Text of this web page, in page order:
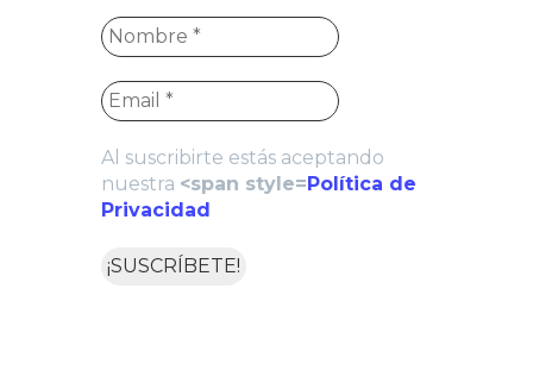
Al suscribirte estás aceptando
nuestra <span style=Política de
Privacidad